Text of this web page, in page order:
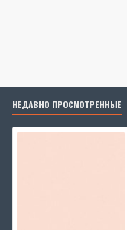
НЕДАВНО ПРОСМОТРЕННЫЕ